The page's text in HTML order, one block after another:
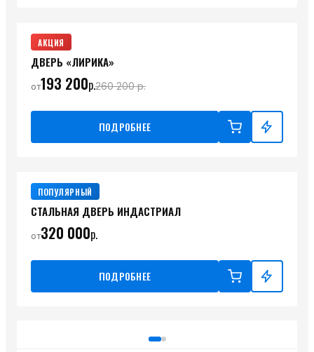
АКЦИЯ
ДВЕРЬ «ЛИРИКА»
от193 200р.260 200р.
ПОДРОБНЕЕ
ПОПУЛЯРНЫЙ
СТАЛЬНАЯ ДВЕРЬ ИНДАСТРИАЛ
от320 000р.
ПОДРОБНЕЕ